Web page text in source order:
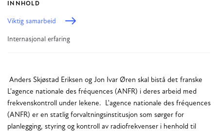
INNHOLD
Viktig samarbeid
Internasjonal erfaring
Anders Skjøstad Eriksen og Jon Ivar Øren skal bistå det franske
L'agence nationale des fréquences (ANFR) i deres arbeid med
frekvenskontroll under lekene. L'agence nationale des fréquences
(ANFR) er en statlig forvaltningsinstitusjon som sørger for
planlegging, styring og kontroll av radiofrekvenser i henhold til